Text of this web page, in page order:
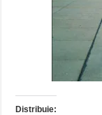
Distribuie: